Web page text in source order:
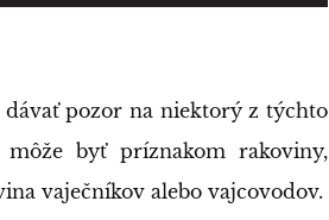
pozor na niektorý z týchto
byť príznakom rakoviny,
vaječníkov alebo vajcovodov.